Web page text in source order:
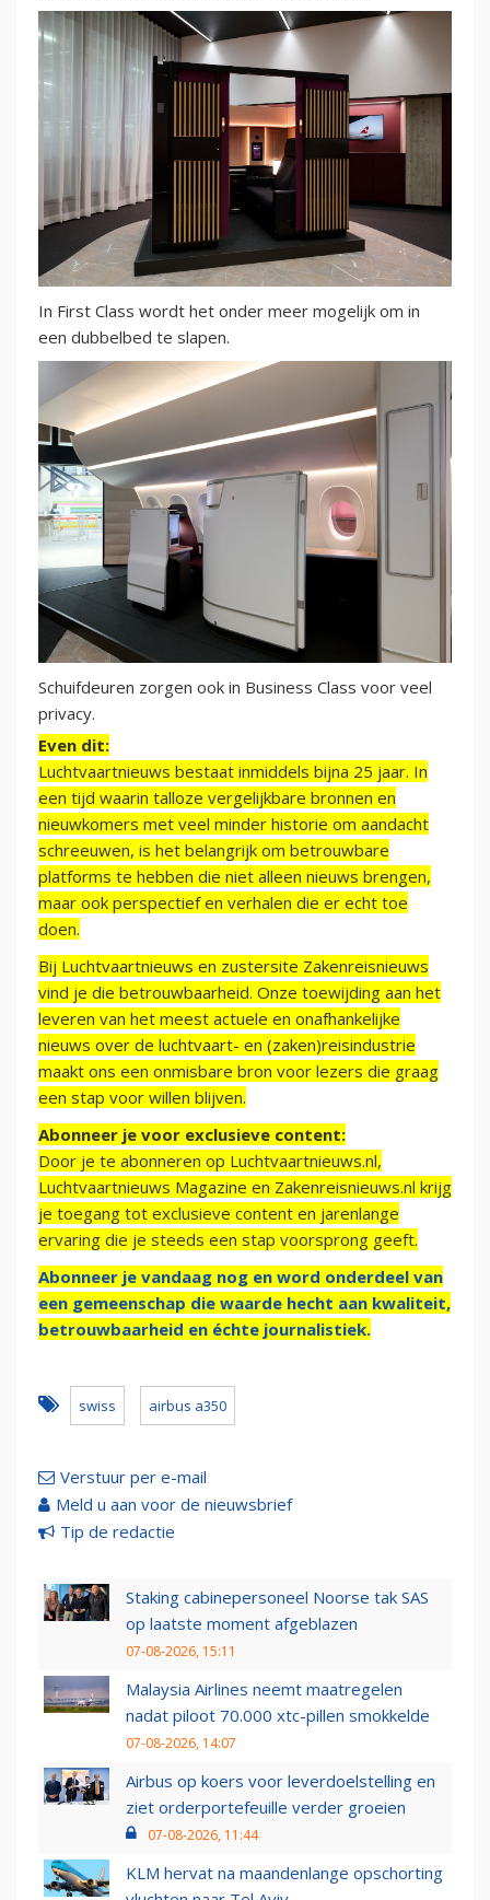
In First Class wordt het onder meer mogelijk om in
een dubbelbed te slapen.
Schuifdeuren zorgen ook in Business Class voor veel
privacy.
Even dit:
Luchtvaartnieuws bestaat inmiddels bijna 25 jaar. In
een tijd waarin talloze vergelijkbare bronnen en
nieuwkomers met veel minder historie om aandacht
schreeuwen, is het belangrijk om betrouwbare
platforms te hebben die niet alleen nieuws brengen,
maar ook perspectief en verhalen die er echt toe
doen.
Bij Luchtvaartnieuws en zustersite Zakenreisnieuws
vind je die betrouwbaarheid. Onze toewijding aan het
leveren van het meest actuele en onafhankelijke
nieuws over de luchtvaart- en (zaken)reisindustrie
maakt ons een onmisbare bron voor lezers die graag
een stap voor willen blijven.
Abonneer je voor exclusieve content:
Door je te abonneren op Luchtvaartnieuws.nl,
Luchtvaartnieuws Magazine en Zakenreisnieuws.nl krijg
je toegang tot exclusieve content en jarenlange
ervaring die je steeds een stap voorsprong geeft.
Abonneer je vandaag nog en word onderdeel van
een gemeenschap die waarde hecht aan kwaliteit,
betrouwbaarheid en échte journalistiek.
swiss airbus a350
Verstuur per e-mail
Meld u aan voor de nieuwsbrief
Tip de redactie
Staking cabinepersoneel Noorse tak SAS
op laatste moment afgeblazen
07-08-2026, 15:11
Malaysia Airlines neemt maatregelen
nadat piloot 70.000 xtc-pillen smokkelde
07-08-2026, 14:07
Airbus op koers voor leverdoelstelling en
ziet orderportefeuille verder groeien
07-08-2026, 11:44
KLM hervat na maandenlange opschorting